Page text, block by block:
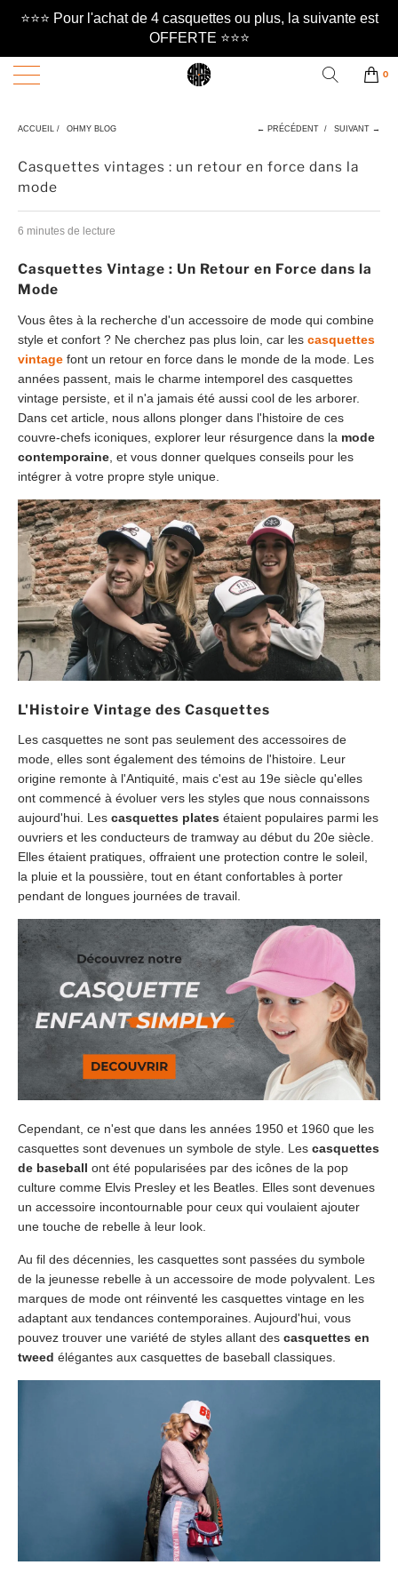
⭐️⭐️⭐️ Pour l'achat de 4 casquettes ou plus, la suivante est
OFFERTE ⭐️⭐️⭐️
0
ACCUEIL / OHMY BLOG ← PRÉCÉDENT / SUIVANT →
Casquettes vintages : un retour en force dans la
mode
6 minutes de lecture
Casquettes Vintage : Un Retour en Force dans la
Mode
Vous êtes à la recherche d'un accessoire de mode qui combine
style et confort ? Ne cherchez pas plus loin, car les casquettes
vintage font un retour en force dans le monde de la mode. Les
années passent, mais le charme intemporel des casquettes
vintage persiste, et il n'a jamais été aussi cool de les arborer.
Dans cet article, nous allons plonger dans l'histoire de ces
couvre-chefs iconiques, explorer leur résurgence dans la mode
contemporaine , et vous donner quelques conseils pour les
intégrer à votre propre style unique.
L'Histoire Vintage des Casquettes
Les casquettes ne sont pas seulement des accessoires de
mode, elles sont également des témoins de l'histoire. Leur
origine remonte à l'Antiquité, mais c'est au 19e siècle qu'elles
ont commencé à évoluer vers les styles que nous connaissons
aujourd'hui. Les casquettes plates étaient populaires parmi les
ouvriers et les conducteurs de tramway au début du 20e siècle.
Elles étaient pratiques, offraient une protection contre le soleil,
la pluie et la poussière, tout en étant confortables à porter
pendant de longues journées de travail.
Cependant, ce n'est que dans les années 1950 et 1960 que les
casquettes sont devenues un symbole de style. Les casquettes
de baseball ont été popularisées par des icônes de la pop
culture comme Elvis Presley et les Beatles. Elles sont devenues
un accessoire incontournable pour ceux qui voulaient ajouter
une touche de rebelle à leur look.
Au fil des décennies, les casquettes sont passées du symbole
de la jeunesse rebelle à un accessoire de mode polyvalent. Les
marques de mode ont réinventé les casquettes vintage en les
adaptant aux tendances contemporaines. Aujourd'hui, vous
pouvez trouver une variété de styles allant des casquettes en
tweed élégantes aux casquettes de baseball classiques.